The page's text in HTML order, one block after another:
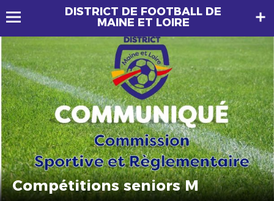
DISTRICT DE FOOTBALL DE
MAINE ET LOIRE
Compétitions seniors M